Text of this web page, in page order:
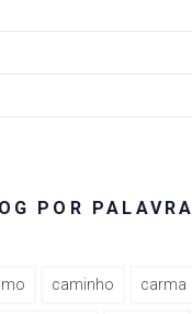
POR PALAVRA
caminho carma